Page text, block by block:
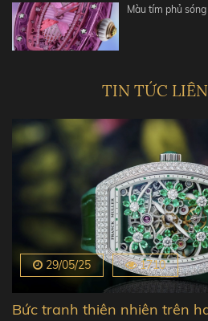
Màu tím phủ
TIN TỨC
29/05/25 1710
Bức tranh thiên nhiên trên